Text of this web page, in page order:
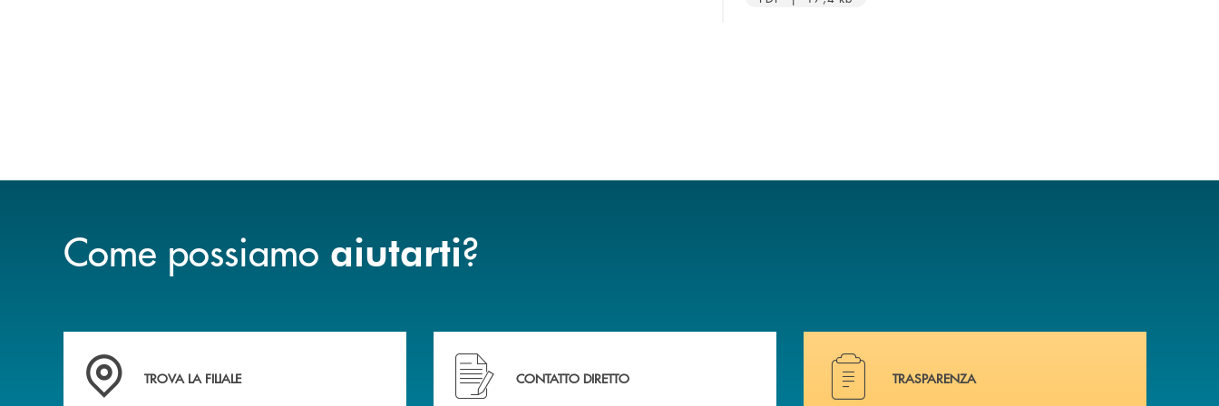
Come possiamo aiutarti?
Accedi all' elenco completo delle filiali .
TROVA LA FILIALE
Hai bisogno di assistenza immediata? Contattaci .
CONTATTO DIRETTO
Hai bisogno di alcuni documenti ? Vai alla pagina
TRASPARENZA